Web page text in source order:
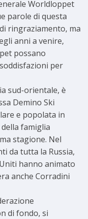
Worldloppet
parole di questa
ringraziamento, ma
anni a venire,
possano
per
sud-orientale, è
Demino Ski
e popolata in
famiglia
stagione. Nel
da tutta la Russia,
hanno animato
anche Corradini
di fondo, si